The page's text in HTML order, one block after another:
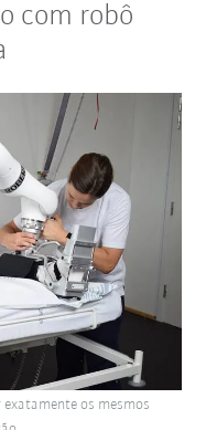
com robô
exatamente os mesmos